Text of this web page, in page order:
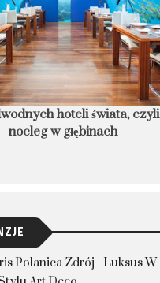
hoteli świata, czyli
nocleg w głębinach
Polanica Zdrój - Luksus W